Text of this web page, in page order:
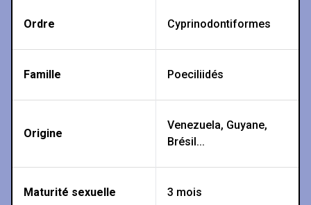
Ordre Cyprinodontiformes
Famille Poeciliidés
Origine
Venezuela, Guyane,
Brésil...
Maturité sexuelle 3 mois